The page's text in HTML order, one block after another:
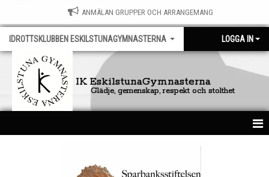
ANMÄLAN GRUPPER OCH ARRANGEMANG
IDROTTSKLUBBEN ESKILSTUNAGYMNASTERNA LOGGA IN
IK EskilstunaGymnasterna
Glädje, gemenskap, respekt och stolthet